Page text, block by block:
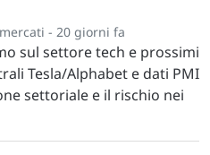
- 20 giorni fa
sul settore tech e prossimi
Tesla/Alphabet e dati PMI
settoriale e il rischio nei